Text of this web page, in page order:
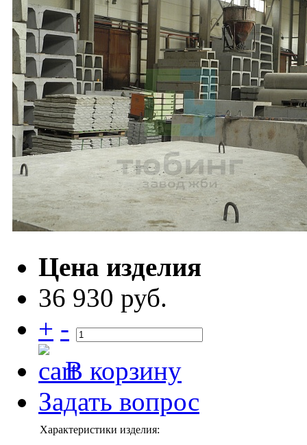
Цена изделия
36 930 руб.
+ -
В корзину
Задать вопрос
Характеристики изделия: